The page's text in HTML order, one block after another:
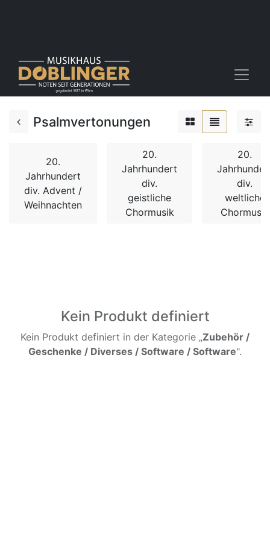
Psalmvertonungen
20.
Jahrhundert
div. Advent /
Weihnachten
20.
Jahrhundert
div.
geistliche
Chormusik
20.
div.
weltliche
Chormusik
Kein Produkt definiert
Kein Produkt definiert in der Kategorie „Zubehör /
Geschenke / Diverses / Software / Software".